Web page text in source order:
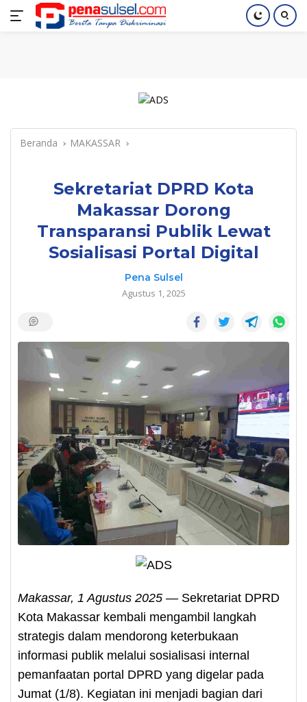
Langsung
Home Nasional Pendidikan Index
Beranda MAKASSAR
Sekretariat DPRD Kota
Makassar Dorong
Transparansi Publik Lewat
Sosialisasi Portal Digital
Pena Sulsel
Agustus 1, 2025
Makassar, 1 Agustus 2025 — Sekretariat DPRD
Kota Makassar kembali mengambil langkah
strategis dalam mendorong keterbukaan
informasi publik melalui sosialisasi internal
pemanfaatan portal DPRD yang digelar pada
Jumat (1/8). Kegiatan ini menjadi bagian dari